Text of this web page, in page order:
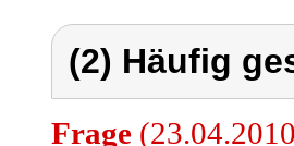
(2) Häufig
Frage